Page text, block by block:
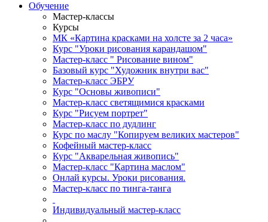
Обучение
Мастер-классы
Курсы
МК «Картина красками на холсте за 2 часа»
Курс "Уроки рисования карандашом"
Мастер-класс " Рисование вином"
Базовый курс "Художник внутри вас"
Мастер-класс ЭБРУ
Курс "Основы живописи"
Мастер-класс светящимися красками
Курс "Рисуем портрет"
Мастер-класс по дудлинг
Курс по маслу "Копируем великих мастеров"
Кофейный мастер-класс
Курс "Акварельная живопись"
Мастер-класс "Картина маслом"
Онлай курсы. Уроки рисования.
Мастер-класс по тинга-танга
Индивидуальный мастер-класс